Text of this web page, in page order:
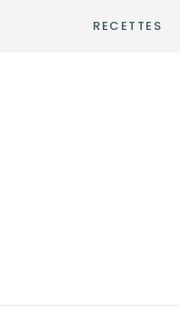
RECETTES